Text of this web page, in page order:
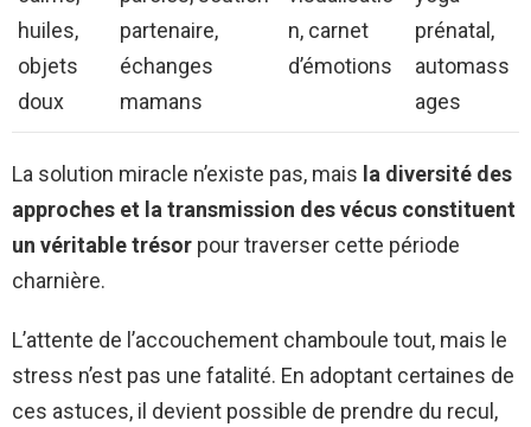
huiles,
objets
doux
partenaire,
échanges
mamans
n, carnet
d’émotions
prénatal,
automass
ages
La solution miracle n’existe pas, mais la diversité des
approches et la transmission des vécus constituent
un véritable trésor pour traverser cette période
charnière.
L’attente de l’accouchement chamboule tout, mais le
stress n’est pas une fatalité. En adoptant certaines de
ces astuces, il devient possible de prendre du recul,